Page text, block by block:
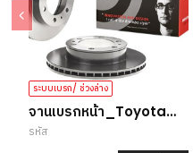
ระบบเบรก/ ช่วงล่าง
จานเบรกหน้า_Toyota
Vigo/ Fortuner/ Revo
รหัส